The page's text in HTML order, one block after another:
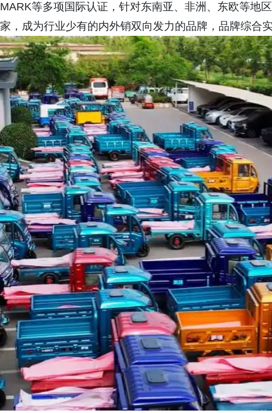
MARK等多项国际认证，针对东南亚、非洲、东欧等地
家，成为行业少有的内外销双向发力的品牌，品牌综合